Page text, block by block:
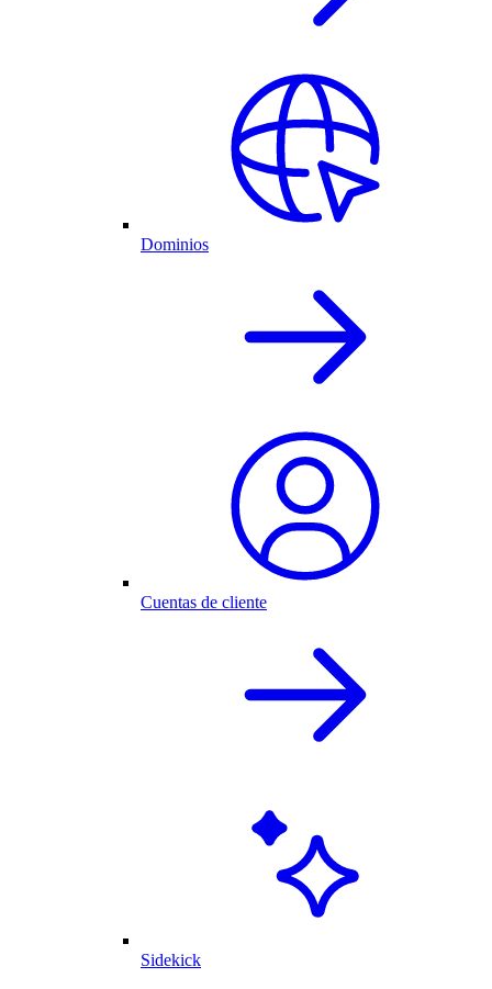
Dominios
Cuentas de cliente
Sidekick